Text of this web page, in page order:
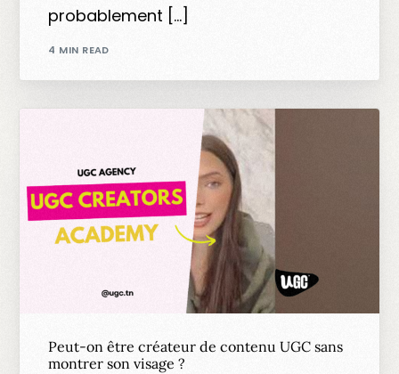
probablement […]
4 MIN READ
Peut-on être créateur de contenu UGC sans
montrer son visage ?